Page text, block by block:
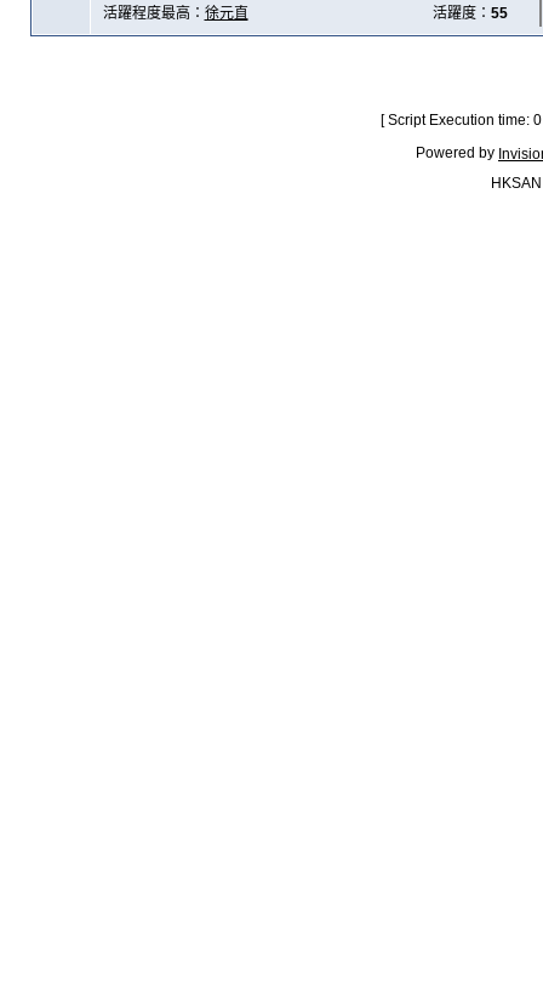
活躍程度最高： 徐元直 活躍度： 55
[ Script Execution time:
Powered by